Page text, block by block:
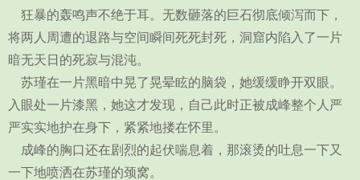
狂暴的轰鸣声不绝于耳。无数砸落的巨石彻底倾泻而下，
将两人周遭的退路与空间瞬间死死封死，洞窟内陷入了一片
暗无天日的死寂与混沌。
苏瑾在一片黑暗中晃了晃晕眩的脑袋，她缓缓睁开双眼。
入眼处一片漆黑，她这才发现，自己此时正被成峰整个人严
严实实地护在身下，紧紧地搂在怀里。
成峰的胸口还在剧烈的起伏喘息着，那滚烫的吐息一下又
一下地喷洒在苏瑾的颈窝。